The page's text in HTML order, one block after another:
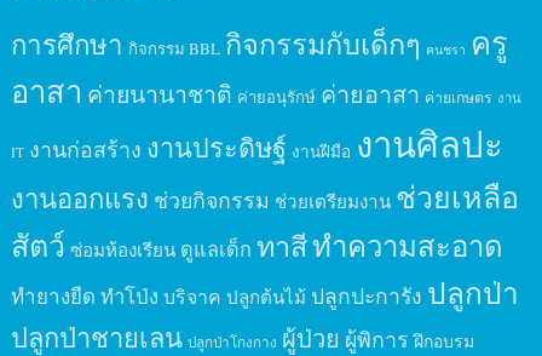
การศึกษา กิจกรรม BBL กิจกรรมกับเด็กๆ คนชรา ครู
อาสา ค่ายนานาชาติ ค่ายอนุรักษ์ ค่ายอาสา ค่ายเกษตร งาน
IT งานก่อสร้าง งานประดิษฐ์ งานฝีมือ งานศิลปะ
งานออกแรง ช่วยกิจกรรม ช่วยเตรียมงาน ช่วยเหลือ
สัตว์ ซ่อมห้องเรียน ดูแลเด็ก ทาสีทำความสะอาด
ทำยางยืด ทำโป่ง บริจาค ปลูกต้นไม้ ปลูกปะการัง ปลูกป่า
ปลูกป่าชายเลน ปลูกป่าโกงกาง ผู้ป่วย ผู้พิการ ฝึกอบรม